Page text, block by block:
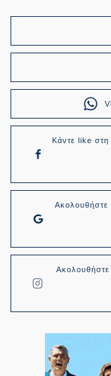
Κάντε like στη
Ακολουθήστε